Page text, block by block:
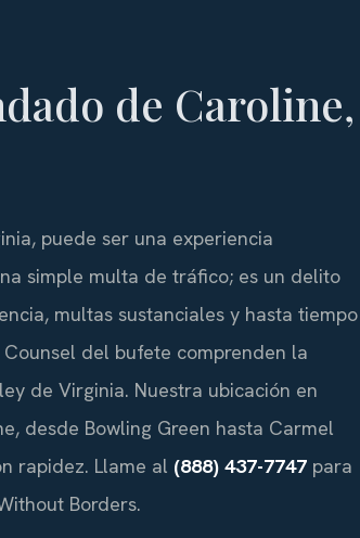
de Caroline,
puede ser una experiencia
simple multa de tráfico; es un delito
multas sustanciales y hasta tiempo
Counsel del bufete comprenden la
de Virginia. Nuestra ubicación en
desde Bowling Green hasta Carmel
rapidez. Llame al (888) 437-7747 para
Borders.